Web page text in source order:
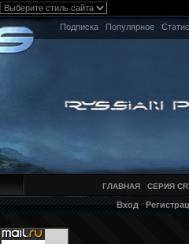
Подписка Популярное
ГЛАВНАЯ СЕРИЯ
Вход